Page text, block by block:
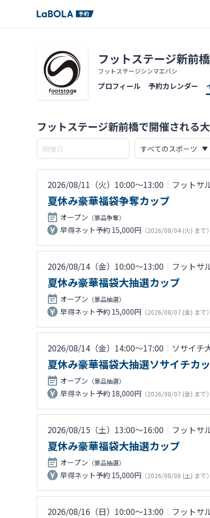
フットステージ新前橋
フットステージシンマエバシ
プロフィール 予約カレンダー
フットステージ新前橋で開催される
2026/08/11（火）10:00〜13:00 ｜ フットサ
夏休み豪華福袋争奪カップ
オープン （景品争奪）
早得ネット予約 15,000円 （2026/08/04 (火) まで）
2026/08/14（金）10:00〜13:00 ｜ フットサ
夏休み豪華福袋大抽選カップ
オープン （景品抽選）
早得ネット予約 15,000円 （2026/08/07 (金) まで）
2026/08/14（金）14:00〜17:00 ｜ ソサイチ
夏休み豪華福袋大抽選ソサイチカ
オープン （景品抽選）
早得ネット予約 18,000円 （2026/08/07 (金) まで）
2026/08/15（土）13:00〜16:00 ｜ フットサ
夏休み豪華福袋大抽選カップ
オープン （景品抽選）
早得ネット予約 15,000円 （2026/08/08 (土) まで）
2026/08/16（日）10:00〜13:00 ｜ フットサ